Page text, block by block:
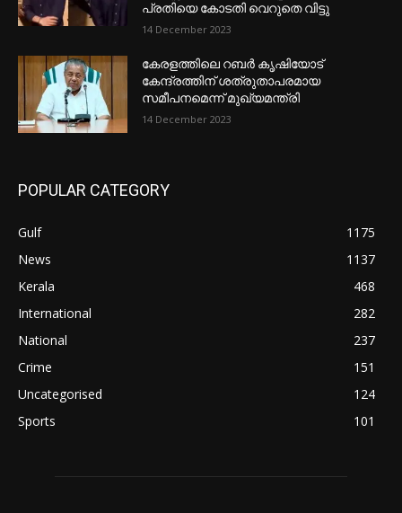
പ്രതിയെ കോടതി വെറുതെ വിട്ടു
14 December 2023
കേരളത്തിലെ റബർ കൃഷിയോട്
കേന്ദ്രത്തിന് ശത്രുതാപരമായ
സമീപനമെന്ന് മുഖ്യമന്ത്രി
14 December 2023
POPULAR CATEGORY
Gulf
1175
News
1137
Kerala
468
International
282
National
237
Crime
151
Uncategorised
124
Sports
101